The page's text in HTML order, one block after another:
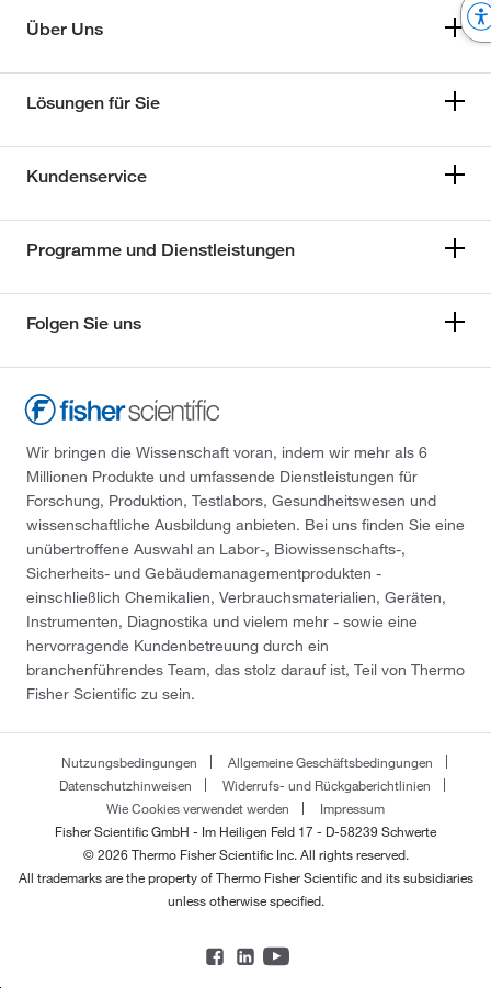
Über Uns
Lösungen für Sie
Kundenservice
Programme und Dienstleistungen
Folgen Sie uns
Wir bringen die Wissenschaft voran, indem wir mehr als 6
Millionen Produkte und umfassende Dienstleistungen für
Forschung, Produktion, Testlabors, Gesundheitswesen und
wissenschaftliche Ausbildung anbieten. Bei uns finden Sie eine
unübertroffene Auswahl an Labor-, Biowissenschafts-,
Sicherheits- und Gebäudemanagementprodukten -
einschließlich Chemikalien, Verbrauchsmaterialien, Geräten,
Instrumenten, Diagnostika und vielem mehr - sowie eine
hervorragende Kundenbetreuung durch ein
branchenführendes Team, das stolz darauf ist, Teil von Thermo
Fisher Scientific zu sein.
Nutzungsbedingungen
Allgemeine Geschäftsbedingungen
Datenschutzhinweisen
Widerrufs- und Rückgaberichtlinien
Wie Cookies verwendet werden
Impressum
Fisher Scientific GmbH - Im Heiligen Feld 17 - D-58239 Schwerte
© 2026 Thermo Fisher Scientific Inc. All rights reserved.
All trademarks are the property of Thermo Fisher Scientific and its subsidiaries
unless otherwise specified.